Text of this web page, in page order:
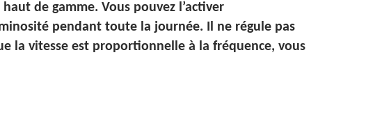
de gamme. Vous pouvez l’activer
pendant toute la journée. Il ne régule pas
la vitesse est proportionnelle à la fréquence, vous